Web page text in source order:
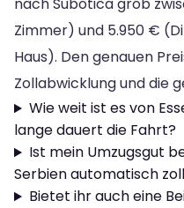
nach Subotica grob
Zimmer) und 5.950 €
Haus). Den genauen
Zollabwicklung und die
Wie weit ist es von
lange dauert die Fahrt?
Ist mein Umzugsgut
Serbien automatisch
Bietet ihr auch eine